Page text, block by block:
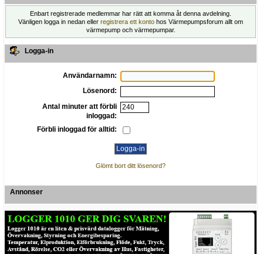
Enbart registrerade medlemmar har rätt att komma åt denna avdelning.
Vänligen logga in nedan eller registrera ett konto hos Värmepumpsforum allt om
värmepump och värmepumpar.
Logga-in
Användarnamn:
Lösenord:
Antal minuter att förbli
inloggad:
Förbli inloggad för alltid:
Glömt bort ditt lösenord?
Annonser